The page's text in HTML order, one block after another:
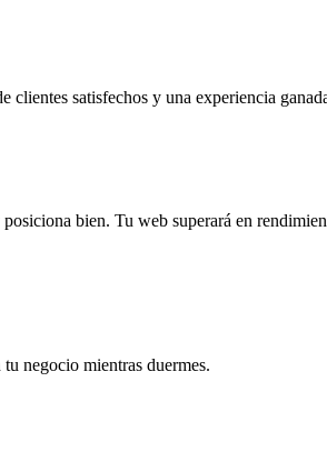
satisfechos y una experiencia
bien. Tu web superará en
negocio mientras duermes.